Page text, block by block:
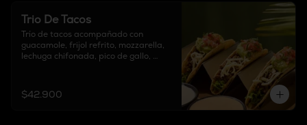
Trio De Tacos
Trío de tacos acompañado con
guacamole, frijol refrito, mozzarella,
lechuga chifonada, pico de gallo,
$42.900